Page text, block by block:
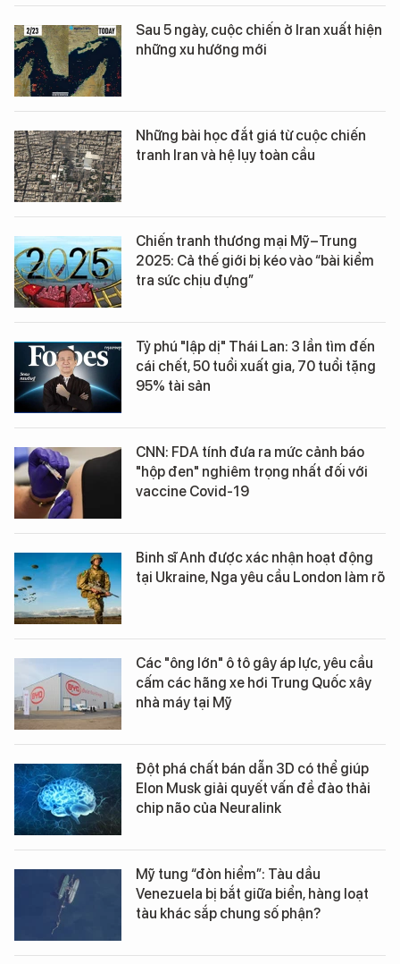
Sau 5 ngày, cuộc chiến ở Iran xuất hiện
những xu hướng mới
Những bài học đắt giá từ cuộc chiến
tranh Iran và hệ lụy toàn cầu
Chiến tranh thương mại Mỹ–Trung
2025: Cả thế giới bị kéo vào “bài kiểm
tra sức chịu đựng”
Tỷ phú "lập dị" Thái Lan: 3 lần tìm đến
cái chết, 50 tuổi xuất gia, 70 tuổi tặng
95% tài sản
CNN: FDA tính đưa ra mức cảnh báo
"hộp đen" nghiêm trọng nhất đối với
vaccine Covid-19
Binh sĩ Anh được xác nhận hoạt động
tại Ukraine, Nga yêu cầu London làm rõ
Các "ông lớn" ô tô gây áp lực, yêu cầu
cấm các hãng xe hơi Trung Quốc xây
nhà máy tại Mỹ
Đột phá chất bán dẫn 3D có thể giúp
Elon Musk giải quyết vấn đề đào thải
chip não của Neuralink
Mỹ tung “đòn hiểm”: Tàu dầu
Venezuela bị bắt giữa biển, hàng loạt
tàu khác sắp chung số phận?